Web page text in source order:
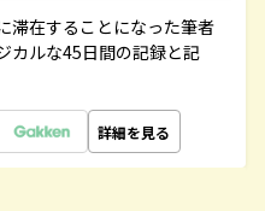
滞在することになった筆者
カルな45日間の記録と記
詳細を見る